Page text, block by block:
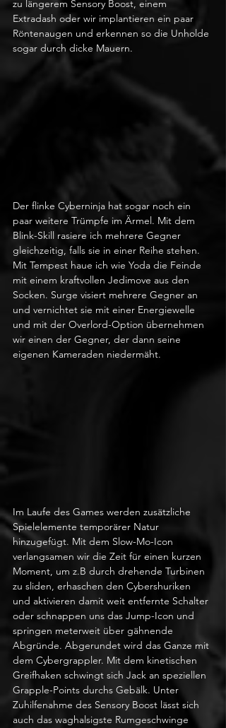
zu längerem Sensory Boost, einem
Extradash oder wir implantieren ein paar
Röntenaugen und erkennen so die Unholde
sogar durch dicke Mauern.
Der flinke Cyberninja hat sogar noch ein
paar weitere Trümpfe im Ärmel. Mit dem
Blink-Skill rasiere ich mehrere Gegner
gleichzeitig, falls sie in einer Reihe stehen.
Mit Tempest haue ich wie Yoda die Feinde
mit einem kraftvollen Jedimove aus den
Socken. Surge visiert mehrere Gegner an
und vernichtet sie mit einer Energiewelle
und mit der Overlord-Option übernehmen
wir einen der Gegner, der dann seine
eigenen Kameraden niedermäht.
Im Laufe des Games werden zusätzliche
Spielelemente temporärer Natur
hinzugefügt. Mit dem Slow-Mo-Icon
verlangsamen wir die Zeit für einen kurzen
Moment, um z.B durch drehende Turbinen
zu sliden, erhaschen den Cybershuriken
und aktivieren damit weit entfernte Schalter
oder schnappen uns das Jump-Icon und
springen meterweit über gähnende
Abgründe. Abgerundet wird das Ganze mit
dem Cybergrappler. Mit dem kinetischen
Greifhaken schwingt sich Jack an speziellen
Grapple-Points durchs Gebälk. Unter
Zuhilfenahme des Sensory Boost lässt sich
auch das waghalsigste Rumgeschwinge